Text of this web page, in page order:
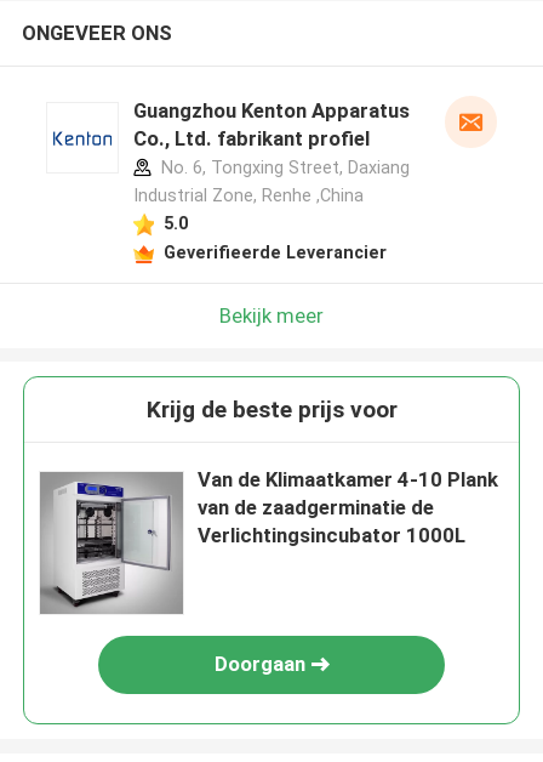
ONGEVEER ONS
Guangzhou Kenton Apparatus
Co., Ltd. fabrikant profiel
No. 6, Tongxing Street, Daxiang
Industrial Zone, Renhe ,China
5.0
Geverifieerde Leverancier
Bekijk meer
Krijg de beste prijs voor
Van de Klimaatkamer 4-10 Plank
van de zaadgerminatie de
Verlichtingsincubator 1000L
Doorgaan